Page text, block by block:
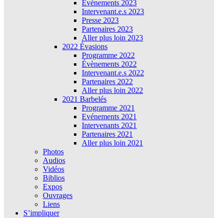
Évènements 2023
Intervenant.e.s 2023
Presse 2023
Partenaires 2023
Aller plus loin 2023
2022 Évasions
Programme 2022
Évènements 2022
Intervenant.e.s 2022
Partenaires 2022
Aller plus loin 2022
2021 Barbelés
Programme 2021
Evénements 2021
Intervenants 2021
Partenaires 2021
Aller plus loin 2021
Photos
Audios
Vidéos
Biblios
Expos
Ouvrages
Liens
S’impliquer